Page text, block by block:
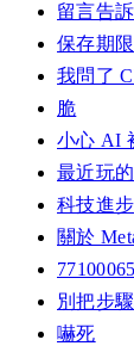
留言告
保存期限
我問了
脆
小心 AI
最近玩
科技進步
關於
77100065
別把步
嚇死